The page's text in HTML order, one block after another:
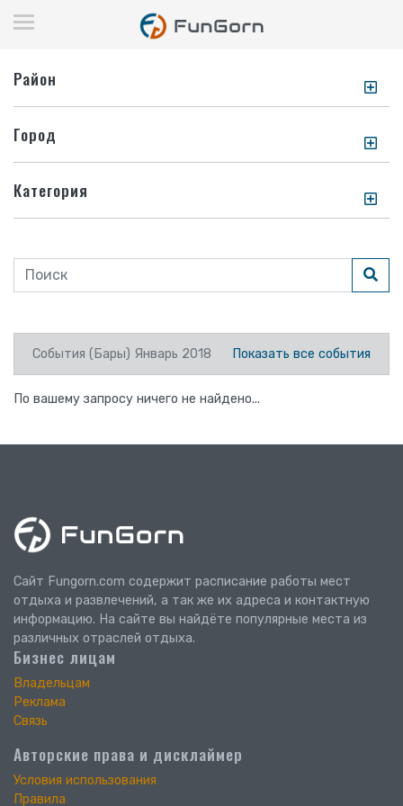
Район
Город
Категория
События (Бары) Январь 2018 Показать все события
По вашему запросу ничего не найдено...
Сайт Fungorn.com содержит расписание работы мест
отдыха и развлечений, а так же их адреса и контактную
информацию. На сайте вы найдёте популярные места из
различных отраслей отдыха.
Бизнес лицам
Владельцам
Реклама
Связь
Авторские права и дисклаймер
Условия использования
Правила